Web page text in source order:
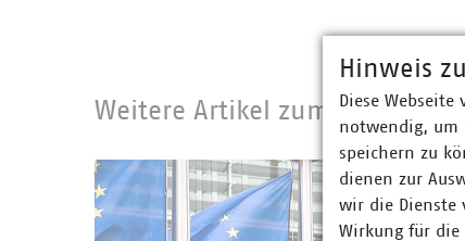
Weitere Artikel zum Recht
Hinweis
Diese
notwendig, um
speichern zu
dienen zur
wir die Dienste
Wirkung für